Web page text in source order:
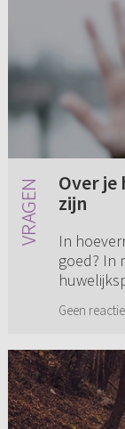
Over je
zijn
In
goed? In
vrouw wil
Geen